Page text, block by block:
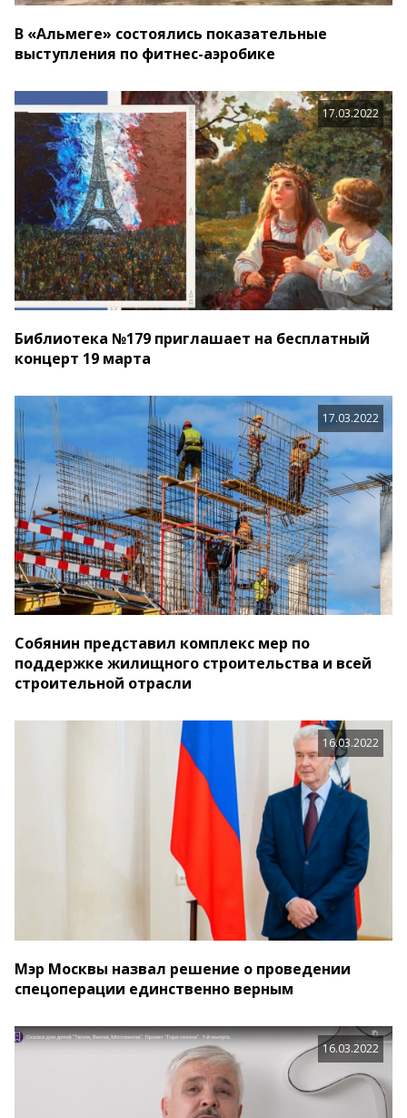
В «Альмеге» состоялись показательные
выступления по фитнес-аэробике
17.03.2022
Библиотека №179 приглашает на бесплатный
концерт 19 марта
17.03.2022
Собянин представил комплекс мер по
поддержке жилищного строительства и всей
строительной отрасли
16.03.2022
Мэр Москвы назвал решение о проведении
спецоперации единственно верным
16.03.2022